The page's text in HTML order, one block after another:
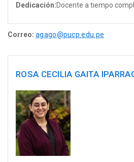
Dedicación:Docente a tiempo
Correo: agago@pucp.edu.pe
ROSA CECILIA GAITA